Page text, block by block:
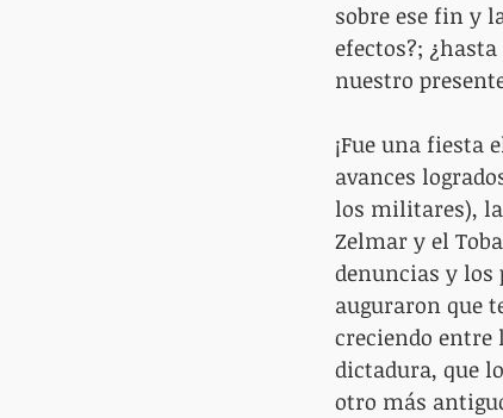
sobre ese fin y
efectos?;
nuestro
¡Fue una
avances
los militares),
Zelmar y el
denuncias y
auguraron que
creciendo entre
dictadura, que
otro más